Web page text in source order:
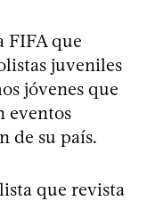
FIFA que
juveniles
jóvenes que
eventos
de su país.
que revista